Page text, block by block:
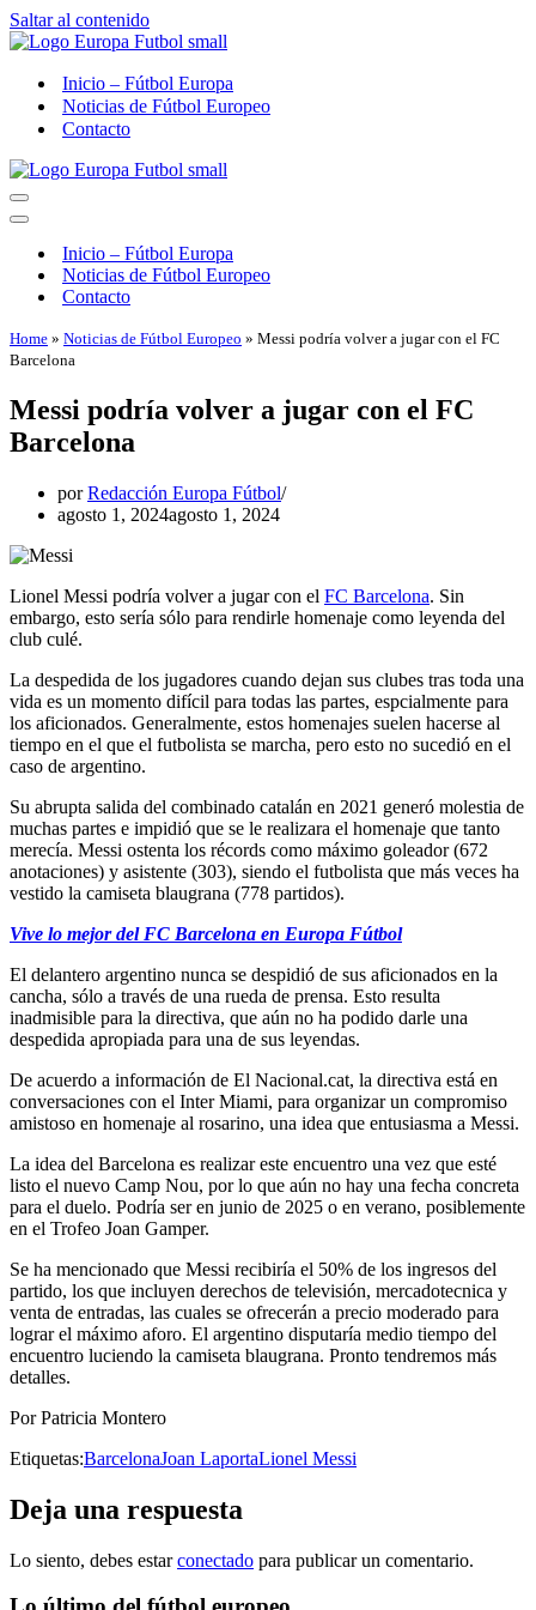
Saltar al contenido
Inicio – Fútbol Europa
Noticias de Fútbol Europeo
Contacto
Menú
de
Menú
navegaciónInicio – Fútbol Europa
Noticias de Fútbol Europeo
Contacto
Home » Noticias de Fútbol Europeo » Messi podría volver a jugar con el FC
Barcelona
Messi podría volver a jugar con el FC
Barcelona
porRedacción Europa Fútbol
agosto 1, 2024agosto 1, 2024
Lionel Messi podría volver a jugar con el FC Barcelona. Sin
embargo, esto sería sólo para rendirle homenaje como leyenda del
club culé.
La despedida de los jugadores cuando dejan sus clubes tras toda una
vida es un momento difícil para todas las partes, espcialmente para
los aficionados. Generalmente, estos homenajes suelen hacerse al
tiempo en el que el futbolista se marcha, pero esto no sucedió en el
caso de argentino.
Su abrupta salida del combinado catalán en 2021 generó molestia de
muchas partes e impidió que se le realizara el homenaje que tanto
merecía. Messi ostenta los récords como máximo goleador (672
anotaciones) y asistente (303), siendo el futbolista que más veces ha
vestido la camiseta blaugrana (778 partidos).
Vive lo mejor del FC Barcelona en Europa Fútbol
El delantero argentino nunca se despidió de sus aficionados en la
cancha, sólo a través de una rueda de prensa. Esto resulta
inadmisible para la directiva, que aún no ha podido darle una
despedida apropiada para una de sus leyendas.
De acuerdo a información de El Nacional.cat, la directiva está en
conversaciones con el Inter Miami, para organizar un compromiso
amistoso en homenaje al rosarino, una idea que entusiasma a Messi.
La idea del Barcelona es realizar este encuentro una vez que esté
listo el nuevo Camp Nou, por lo que aún no hay una fecha concreta
para el duelo. Podría ser en junio de 2025 o en verano, posiblemente
en el Trofeo Joan Gamper.
Se ha mencionado que Messi recibiría el 50% de los ingresos del
partido, los que incluyen derechos de televisión, mercadotecnica y
venta de entradas, las cuales se ofrecerán a precio moderado para
lograr el máximo aforo. El argentino disputaría medio tiempo del
encuentro luciendo la camiseta blaugrana. Pronto tendremos más
detalles.
Por Patricia Montero
Etiquetas:BarcelonaJoan LaportaLionel Messi
Deja una respuesta
Lo siento, debes estarconectado para publicar un comentario.